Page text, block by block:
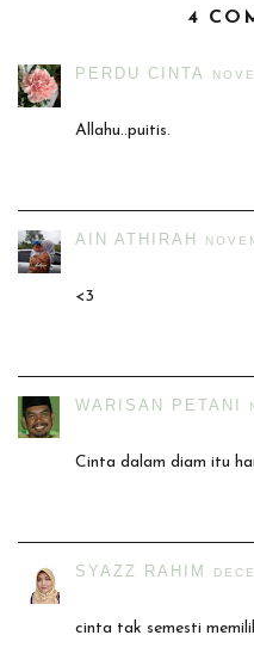
4
PERDU CINTA
Allahu..puitis.
AIN ATHIRAH
<3
WARISAN PETANI
Cinta dalam diam itu
SYAZZ RAHIM
cinta tak semesti